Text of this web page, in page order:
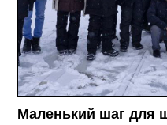
Маленький шаг для